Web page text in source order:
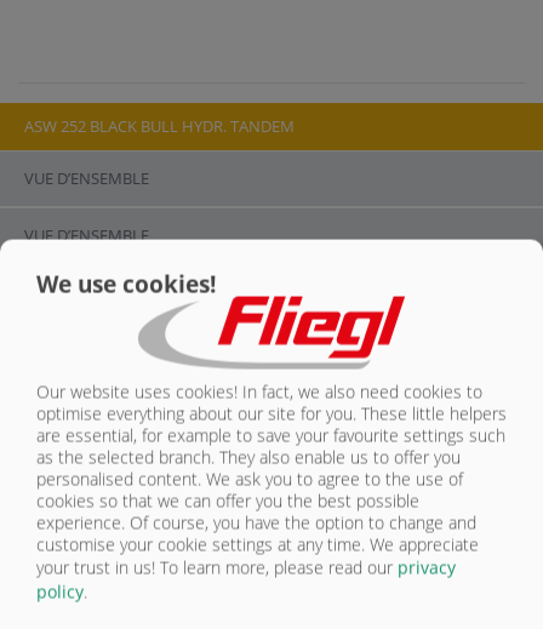
ASW 252 BLACK BULL HYDR. TANDEM
VUE D’ENSEMBLE
VUE D’ENSEMBLE
CHÂSSIS/ESSIEUX
ÉCLAIRAGE/SÉCURITÉ
PNEUMATIQUES
We use cookies!
Our website uses cookies! In fact, we also need cookies to
optimise everything about our site for you. These little helpers
are essential, for example to save your favourite settings such
as the selected branch. They also enable us to offer you
personalised content. We ask you to agree to the use of
cookies so that we can offer you the best possible
experience. Of course, you have the option to change and
customise your cookie settings at any time. We appreciate
your trust in us! To learn more, please read our privacy
policy.